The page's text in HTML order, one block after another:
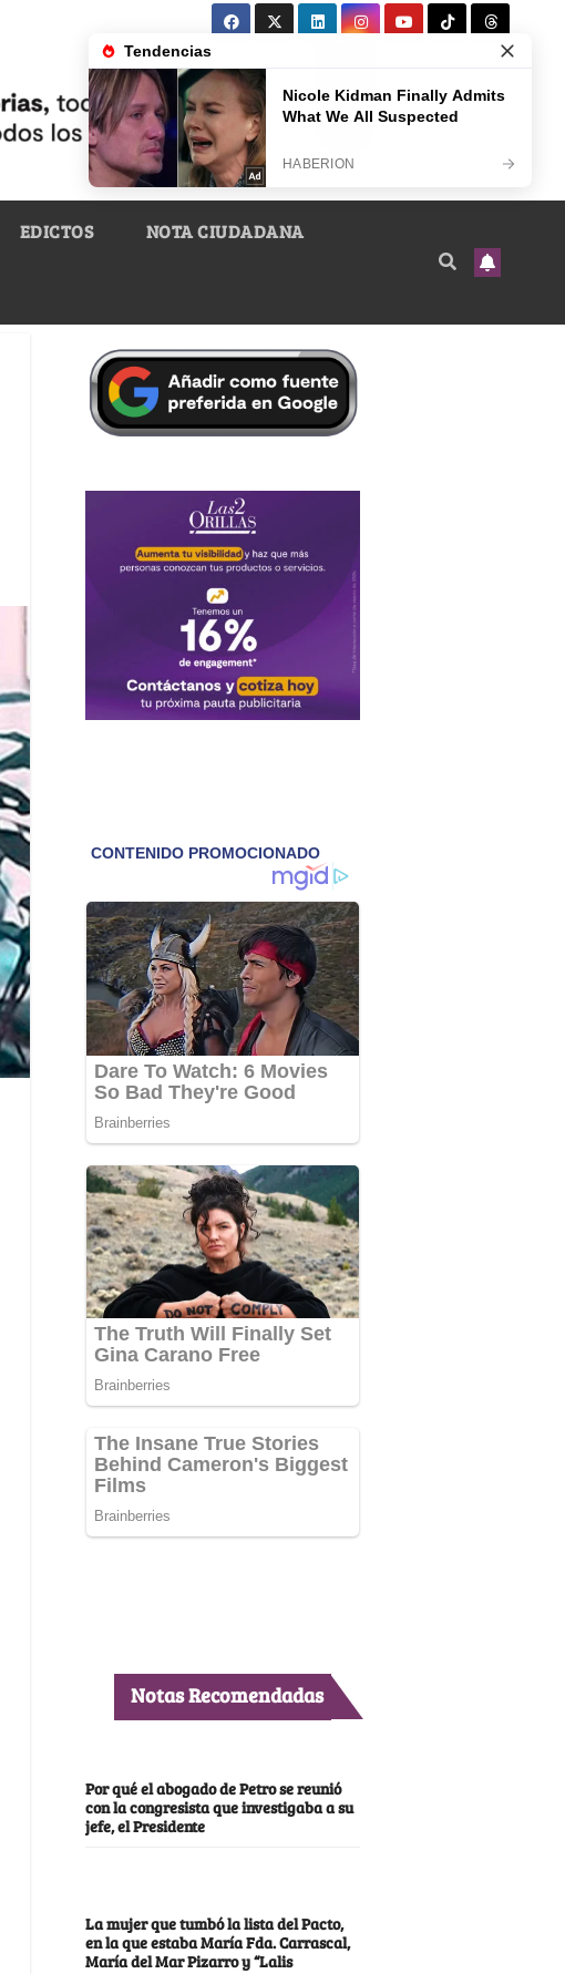
EDICTOS NOTA CIUDADANA
Notas Recomendadas
Por qué el abogado de Petro se reunió
con la congresista que investigaba a su
jefe, el Presidente
La mujer que tumbó la lista del Pacto,
en la que estaba María Fda. Carrascal,
María del Mar Pizarro y “Lalis